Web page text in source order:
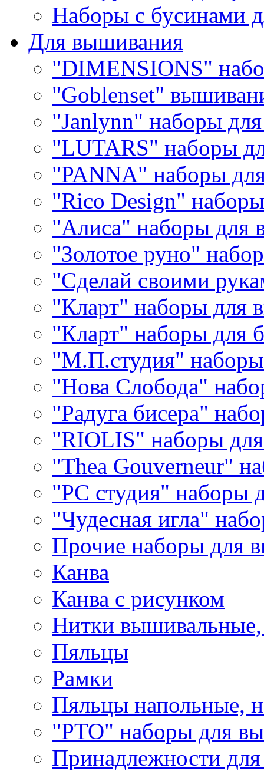
Наборы с бусинами
Для вышивания
"DIMENSIONS"
"Goblenset"
"Janlynn" наборы
"LUTARS" наборы
"PANNA" наборы
"Rico Design"
"Алиса" наборы для
"Золотое руно"
"Сделай своими
"Кларт" наборы для
"Кларт" наборы для
"М.П.студия"
"Нова Слобода"
"Радуга бисера"
"RIOLIS" наборы
"Thea Gouverneur"
"РС студия" наборы
"Чудесная игла"
Прочие наборы для
Канва
Канва с рисунком
Нитки
Пяльцы
Рамки
Пяльцы напольные,
"РТО" наборы для
Принадлежности